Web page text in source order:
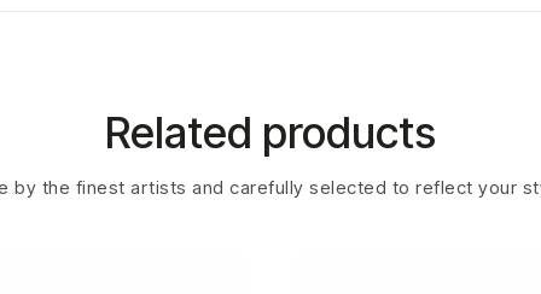
Related products
by the finest artists and carefully selected to reflect your